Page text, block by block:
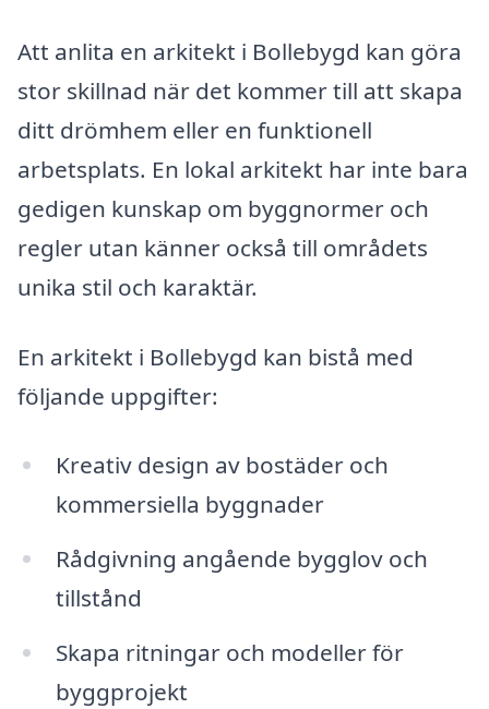
Att anlita en arkitekt i Bollebygd kan göra
stor skillnad när det kommer till att skapa
ditt drömhem eller en funktionell
arbetsplats. En lokal arkitekt har inte bara
gedigen kunskap om byggnormer och
regler utan känner också till områdets
unika stil och karaktär.
En arkitekt i Bollebygd kan bistå med
följande uppgifter:
Kreativ design av bostäder och
kommersiella byggnader
Rådgivning angående bygglov och
tillstånd
Skapa ritningar och modeller för
byggprojekt